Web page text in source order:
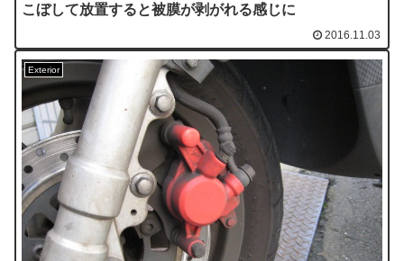
こぼして放置すると被膜が剥がれる感じに
2016.11.03
Exterior